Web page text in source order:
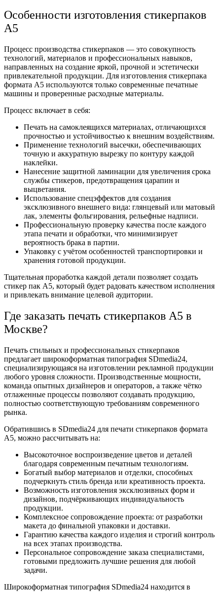
Особенности изготовления стикерпаков
А5
Процесс производства стикерпаков — это совокупность
технологий, материалов и профессиональных навыков,
направленных на создание яркой, прочной и эстетически
привлекательной продукции. Для изготовления стикерпака
формата А5 используются только современные печатные
машины и проверенные расходные материалы.
Процесс включает в себя:
Печать на самоклеящихся материалах, отличающихся
прочностью и устойчивостью к внешним воздействиям.
Применение технологий высечки, обеспечивающих
точную и аккуратную вырезку по контуру каждой
наклейки.
Нанесение защитной ламинации для увеличения срока
службы стикеров, предотвращения царапин и
выцветания.
Использование спецэффектов для создания
эксклюзивного внешнего вида: глянцевый или матовый
лак, элементы фольгирования, рельефные надписи.
Профессиональную проверку качества после каждого
этапа печати и обработки, что минимизирует
вероятность брака в партии.
Упаковку с учётом особенностей транспортировки и
хранения готовой продукции.
Тщательная проработка каждой детали позволяет создать
стикер пак А5, который будет радовать качеством исполнения
и привлекать внимание целевой аудитории.
Где заказать печать стикерпаков А5 в
Москве?
Печать стильных и профессиональных стикерпаков
предлагает широкоформатная типография SDmedia24,
специализирующаяся на изготовлении рекламной продукции
любого уровня сложности. Производственные мощности,
команда опытных дизайнеров и операторов, а также чётко
отлаженные процессы позволяют создавать продукцию,
полностью соответствующую требованиям современного
рынка.
Обратившись в SDmedia24 для печати стикерпаков формата
А5, можно рассчитывать на:
Высокоточное воспроизведение цветов и деталей
благодаря современным печатным технологиям.
Богатый выбор материалов и отделки, способных
подчеркнуть стиль бренда или креативность проекта.
Возможность изготовления эксклюзивных форм и
дизайнов, подчёркивающих индивидуальность
продукции.
Комплексное сопровождение проекта: от разработки
макета до финальной упаковки и доставки.
Гарантию качества каждого изделия и строгий контроль
на всех этапах производства.
Персональное сопровождение заказа специалистами,
готовыми предложить лучшие решения для любой
задачи.
Широкоформатная типография SDmedia24 находится в